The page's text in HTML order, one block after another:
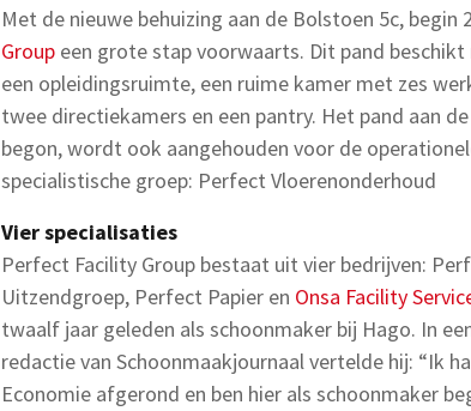
Met de nieuwe behuizing aan de Bolstoen 5c, begin
Group een grote stap voorwaarts. Dit pand
een opleidingsruimte, een ruime kamer met zes
twee directiekamers en een pantry. Het pand aan
begon, wordt ook aangehouden voor de
specialistische groep: Perfect Vloerenonderhoud
Vier specialisaties
Perfect Facility Group bestaat uit vier bedrijven:
Uitzendgroep, Perfect Papier en Onsa Facility
twaalf jaar geleden als schoonmaker bij Hago. In
redactie van Schoonmaakjournaal vertelde hij: “Ik
Economie afgerond en ben hier als schoonmaker